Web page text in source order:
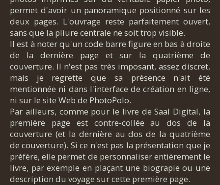
permet d'avoir un panoramique positionné sur les
deux pages. L'ouvrage reste parfaitement ouvert,
sans que la pliure centrale ne soit trop visible.
Il est à noter qu'un code barre figure en bas à droite
de la dernière page et sur la quatrième de
couverture. Il n'est pas très imposant, assez discret,
mais je regrette que sa présence n'ait été
mentionnée ni dans l'interface de création en ligne,
ni sur le site Web de PhotoPolo.
Par ailleurs, comme pour le livre de Saal Digital, la
première page est contre-collée au dos de la
couverture (et la dernière au dos de la quatrième
de couverture). Si ce n'est pas la présentation que je
préfère, elle permet de personnaliser entièrement le
livre, par exemple en plaçant une biograpie ou une
description du voyage sur cette première page.